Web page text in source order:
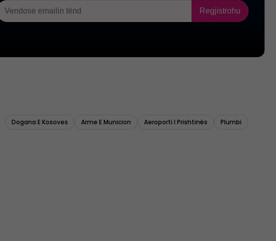
Dogana E Kosoves Arme E Municion Aeroporti I Prishtinës Plumbi